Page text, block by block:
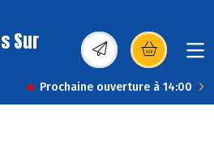
Sur
(s’ouvre dans une
Prochaine ouverture à 14:00